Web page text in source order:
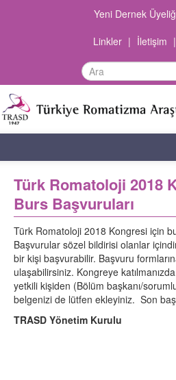
Yeni Dernek
Linkler | İletişim |
Dernek
Şubeler
Olgu
Türk Romatoloji 2018
Burs Başvuruları
Türk Romatoloji 2018 Kongresi için
Başvurular sözel bildirisi olanlar
bir kişi başvurabilir. Başvuru
ulaşabilirsiniz. Kongreye
yetkili kişiden (Bölüm başkanı/
belgenizi de lütfen ekleyiniz. Son
TRASD Yönetim Kurulu